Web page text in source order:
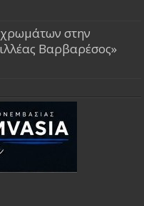
στην
Βαρβαρέσος»